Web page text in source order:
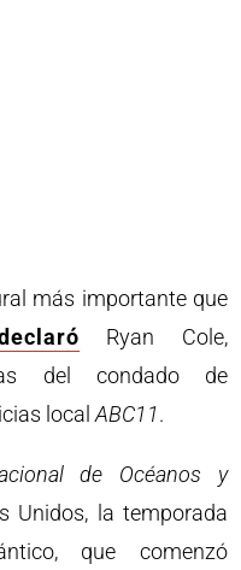
más importante que
Ryan Cole,
del condado de
localABC11.
de Océanos y
Unidos, la temporada
que comenzó